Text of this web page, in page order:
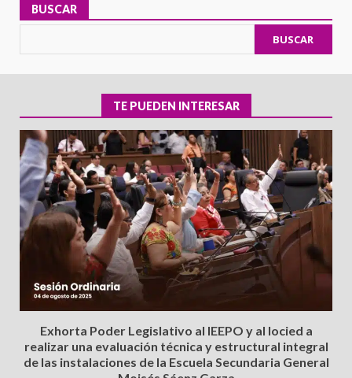
BUSCAR
BUSCAR
TE PUEDEN INTERESAR
Exhorta Poder Legislativo al IEEPO y al Iocied a
realizar una evaluación técnica y estructural integral
de las instalaciones de la Escuela Secundaria General